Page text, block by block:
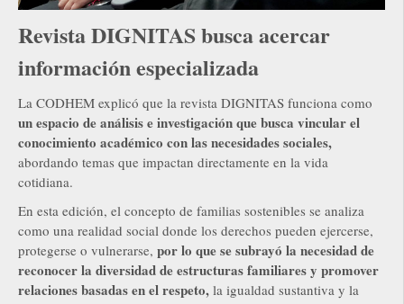
Revista DIGNITAS busca acercar
información especializada
La CODHEM explicó que la revista DIGNITAS funciona como
un espacio de análisis e investigación que busca vincular el
conocimiento académico con las necesidades sociales,
abordando temas que impactan directamente en la vida
cotidiana.
En esta edición, el concepto de familias sostenibles se analiza
como una realidad social donde los derechos pueden ejercerse,
protegerse o vulnerarse, por lo que se subrayó la necesidad de
reconocer la diversidad de estructuras familiares y promover
relaciones basadas en el respeto, la igualdad sustantiva y la